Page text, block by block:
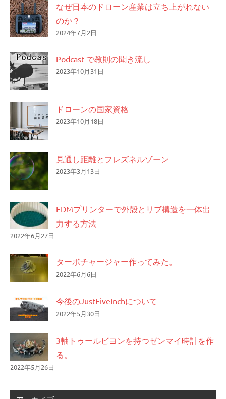
なぜ日本のドローン産業は立ち上がれない
のか？
2024年7月2日
Podcast で教則の聞き流し
2023年10月31日
ドローンの国家資格
2023年10月18日
見通し距離とフレズネルゾーン
2023年3月13日
FDMプリンターで外殻とリブ構造を一体出
力する方法
2022年6月27日
ターボチャージャー作ってみた。
2022年6月6日
今後のJustFiveInchについて
2022年5月30日
3軸トゥールビヨンを持つゼンマイ時計を作
る。
2022年5月26日